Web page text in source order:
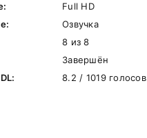
Full HD
Озвучка
8 из 8
Завершён
8.2 / 1019 голосов